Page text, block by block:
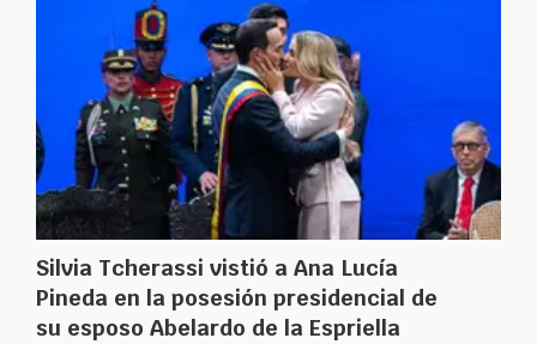
Silvia Tcherassi vistió a Ana Lucía
Pineda en la posesión presidencial de
su esposo Abelardo de la Espriella